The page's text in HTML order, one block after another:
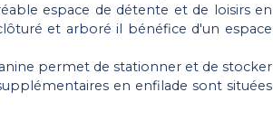
espace de détente et de loisirs en
et arboré il bénéfice d'un espace
permet de stationner et de stocker
en enfilade sont situées